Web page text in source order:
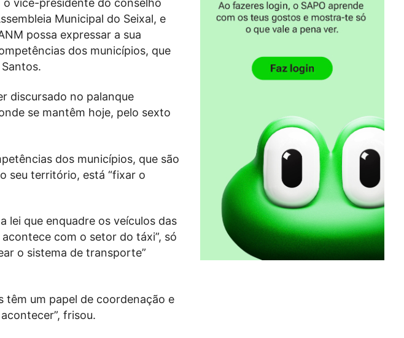
o vice-presidente do conselho
Municipal do Seixal, e
possa expressar a sua
dos municípios, que
discursado no palanque
se mantêm hoje, pelo sexto
dos municípios, que são
seu território, está “fixar o
lei que enquadre os veículos das
com o setor do táxi”, só
o sistema de transporte”
têm um papel de coordenação e
frisou.